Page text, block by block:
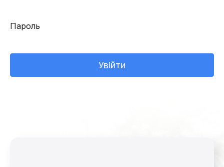
Пароль
Увійти